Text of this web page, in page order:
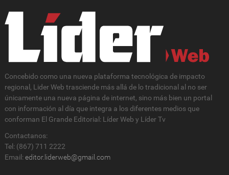
Concebido como una nueva plataforma tecnológica de impacto
regional, Lider Web trasciende más allá de lo tradicional al no ser
únicamente una nueva página de internet, sino más bien un portal
con información al día que integra a los diferentes medios que
conforman El Grande Editorial: Líder Web y Líder Tv
Contactanos:
Tel: (867) 711 2222
Email: editor.liderweb@gmail.com